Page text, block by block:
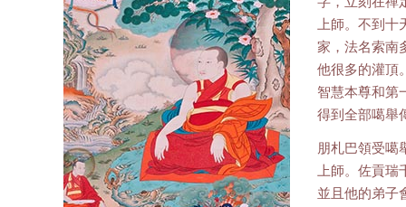
上師。不到
家，法名索南
他很多的灌頂
智慧本尊和第
得到全部噶舉
朋札巴領受噶
上師。佐貢
並且他的弟子